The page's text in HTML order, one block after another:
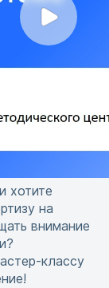
хотите
на
внимание
классу